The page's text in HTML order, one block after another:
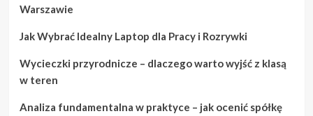
w
samym
Warszawie
Jak Wybrać Idealny Laptop dla Pracy i Rozrywki
Wycieczki przyrodnicze – dlaczego warto wyjść z klasą
w teren
Analiza fundamentalna w praktyce – jak ocenić spółkę